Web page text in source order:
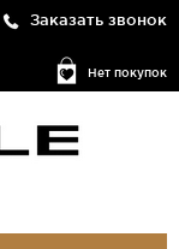
Заказать звонок
Нет покупок